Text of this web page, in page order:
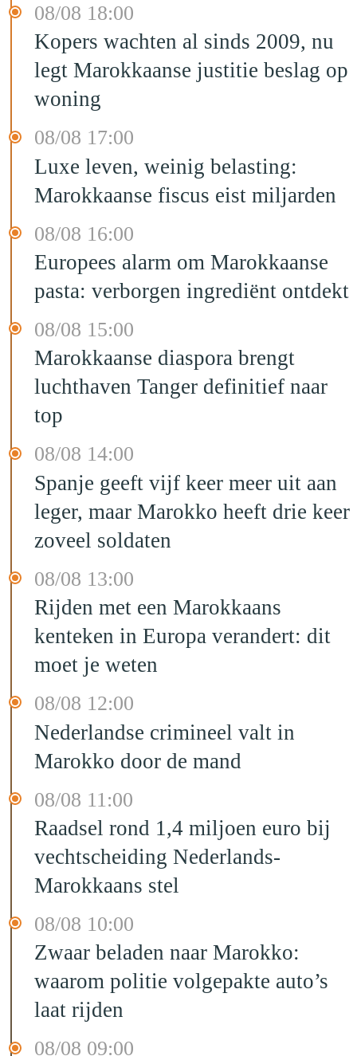
08/08 18:00
Kopers wachten al sinds 2009, nu
legt Marokkaanse justitie beslag op
woning
08/08 17:00
Luxe leven, weinig belasting:
Marokkaanse fiscus eist miljarden
08/08 16:00
Europees alarm om Marokkaanse
pasta: verborgen ingrediënt ontdekt
08/08 15:00
Marokkaanse diaspora brengt
luchthaven Tanger definitief naar
top
08/08 14:00
Spanje geeft vijf keer meer uit aan
leger, maar Marokko heeft drie keer
zoveel soldaten
08/08 13:00
Rijden met een Marokkaans
kenteken in Europa verandert: dit
moet je weten
08/08 12:00
Nederlandse crimineel valt in
Marokko door de mand
08/08 11:00
Raadsel rond 1,4 miljoen euro bij
vechtscheiding Nederlands-
Marokkaans stel
08/08 10:00
Zwaar beladen naar Marokko:
waarom politie volgepakte auto’s
laat rijden
08/08 09:00